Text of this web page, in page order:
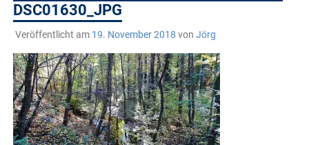
DSC01630_JPG
Veröffentlicht am 19. November 2018 von Jörg